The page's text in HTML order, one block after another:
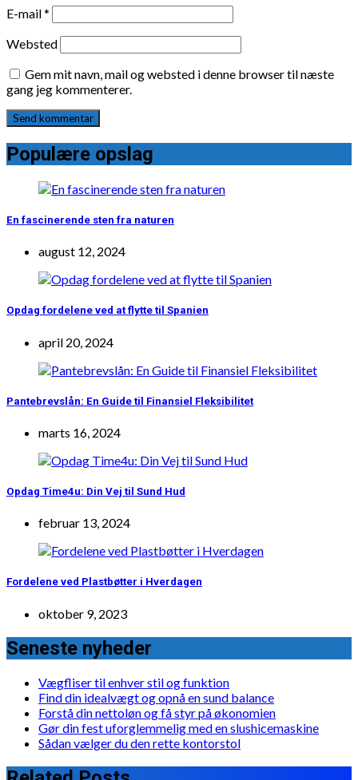
E-mail*
Websted
Gem mit navn, mail og websted i denne browser til næste
gang jeg kommenterer.
Populære opslag
En fascinerende sten fra naturen
august 12, 2024
Opdag fordelene ved at flytte til Spanien
april 20, 2024
Pantebrevslån: En Guide til Finansiel Fleksibilitet
marts 16, 2024
Opdag Time4u: Din Vej til Sund Hud
februar 13, 2024
Fordelene ved Plastbøtter i Hverdagen
oktober 9, 2023
Seneste nyheder
Vægfliser til enhver stil og funktion
Find din idealvægt og opnå en sund balance
Forstå din nettoløn og få styr på økonomien
Gør din fest uforglemmelig med en slushicemaskine
Sådan vælger du den rette kontorstol